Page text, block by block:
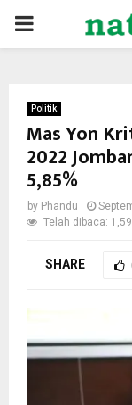
PRIMARY
Politik
Mas Yon
2022
5,85%
by Phandu
Telah dibaca:
SHARE